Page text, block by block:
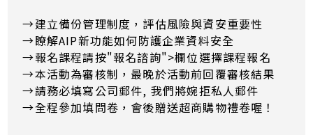
→建立備份管理制度，評估風險與資安重要性
→瞭解AIP新功能如何防護企業資料安全
→報名課程請按"報名諮詢">欄位選擇課程報名
→本活動為審核制，最晚於活動前回覆審核結果
​→​​​​​​請務必填寫公司郵件, 我們將婉拒私人郵件
→全程參加填問卷，會後贈送超商購物禮卷喔！